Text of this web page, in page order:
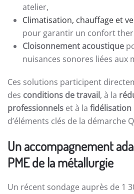
atelier,
Climatisation, chauffage et
pour garantir un confort
Cloisonnement acoustique
nuisances sonores liées aux
Ces solutions participent
des conditions de travail, à la
professionnels et à la fidélisation
d’éléments clés de la démarche
Un accompagnement
PME de la métallurgie
Un récent sondage auprès de 1